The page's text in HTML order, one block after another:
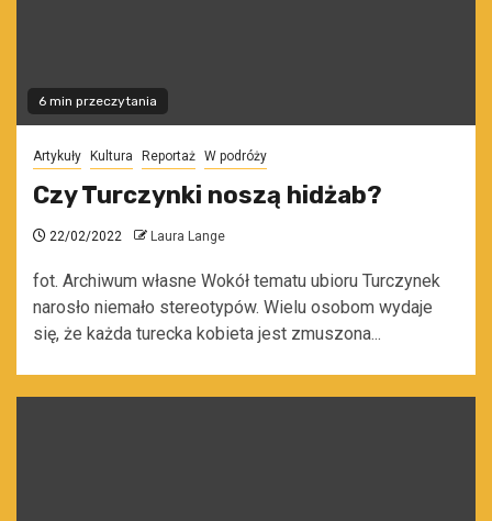
6 min przeczytania
Artykuły Kultura Reportaż W podróży
Czy Turczynki noszą hidżab?
22/02/2022 Laura Lange
fot. Archiwum własne Wokół tematu ubioru Turczynek
narosło niemało stereotypów. Wielu osobom wydaje
się, że każda turecka kobieta jest zmuszona...